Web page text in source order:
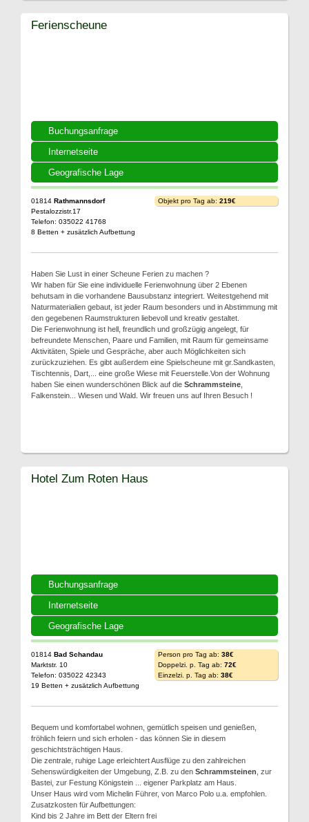
Buchungsanfrage
Internetseite
Geografische Lage
Ferienscheune
01814 Rathmannsdorf
Pestalozzistr.17
Telefon: 035022 41768
8 Betten + zusätzlich Aufbettung
Objekt pro Tag ab: 219€
Haben Sie Lust in einer Scheune Ferien zu machen ?
Wir haben für Sie eine individuelle Ferienwohnung über 2 Ebenen
behutsam in die vorhandene Bausubstanz integriert. Weitestgehend mit
Naturmaterialien gebaut, ist jeder Raum besonders und in Abstimmung mit
den gegebenen Raumstrukturen liebevoll und kreativ gestaltet.
Die Ferienwohnung ist hell, freundlich und großzügig angelegt, für
befreundete Menschen, Paare und Familien, mit Raum für gemeinsame
Aktivitäten, Spiele und Gespräche, aber auch Möglichkeiten sich
zurückzuziehen. Es gibt außerdem eine Spielscheune mit gr.Sandkasten,
Tischtennis, Dart,... eine große Wiese mit Feuerstelle.Von der Wohnung
haben Sie einen wunderschönen Blick auf die Schrammsteine
Falkenstein... Wiesen und Wald. Wir freuen uns auf Ihren Besuch !
Buchungsanfrage
Internetseite
Geografische Lage
Hotel Zum Roten Haus
01814 Bad Schandau
Marktstr. 10
Telefon: 035022 42343
19 Betten + zusätzlich Aufbettung
Person pro Tag ab: 38€
Doppelzi. p. Tag ab: 72€
Einzelzi. p. Tag ab: 38€
Bequem und komfortabel wohnen, gemütlich speisen und genießen,
fröhlich feiern und sich erholen - das können Sie in diesem
geschichtsträchtigen Haus.
Die zentrale, ruhige Lage erleichtert Ausflüge zu den zahlreichen
Sehenswürdigkeiten der Umgebung, Z.B. zu den Schrammsteinen , zur
Bastei, zur Festung Königstein ... eigener Parkplatz am Haus.
Unser Haus wird vom Michelin Führer, von Marco Polo u.a. empfohlen.
Zusatzkosten für Aufbettungen:
Kind bis 2 Jahre im Bett der Eltern frei